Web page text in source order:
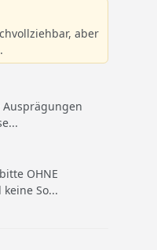
aber
Ausprägungen
OHNE
So...